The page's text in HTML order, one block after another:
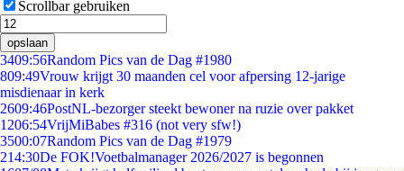
Scrollbar gebruiken
opslaan
3409:56Random Pics van de Dag #1980
809:49Vrouw krijgt 30 maanden cel voor afpersing 12-jarige
misdienaar in kerk
2609:46PostNL-bezorger steekt bewoner na ruzie over pakket
1206:54VrijMiBabes #316 (not very sfw!)
3500:07Random Pics van de Dag #1979
214:30De FOK!Voetbalmanager 2026/2027 is begonnen